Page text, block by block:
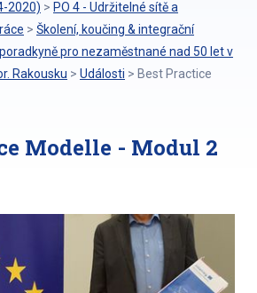
2020) > PO 4 - Udržitelné sítě a
> Školení, koučing & integrační
pro nezaměstnané nad 50 let v
Rakousku > Události > Best Practice
Modelle - Modul 2